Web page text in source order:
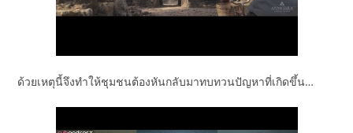
ด้วยเหตุนี้จึงทำให้ชุมชนต้องหันกลับมาทบทวนปัญหาที่เกิดขึ้น…